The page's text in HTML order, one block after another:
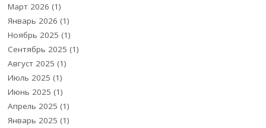
Март 2026 (1)
Январь 2026 (1)
Ноябрь 2025 (1)
Сентябрь 2025 (1)
Август 2025 (1)
Июль 2025 (1)
Июнь 2025 (1)
Апрель 2025 (1)
Январь 2025 (1)